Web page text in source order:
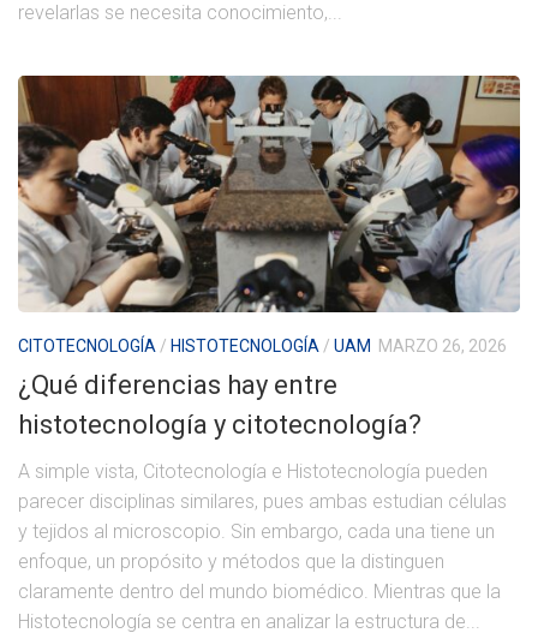
revelarlas se necesita conocimiento,...
CITOTECNOLOGÍA/ HISTOTECNOLOGÍA/ UAM MARZO 26, 2026
¿Qué diferencias hay entre
histotecnología y citotecnología?
A simple vista, Citotecnología e Histotecnología pueden
parecer disciplinas similares, pues ambas estudian células
y tejidos al microscopio. Sin embargo, cada una tiene un
enfoque, un propósito y métodos que la distinguen
claramente dentro del mundo biomédico. Mientras que la
Histotecnología se centra en analizar la estructura de...